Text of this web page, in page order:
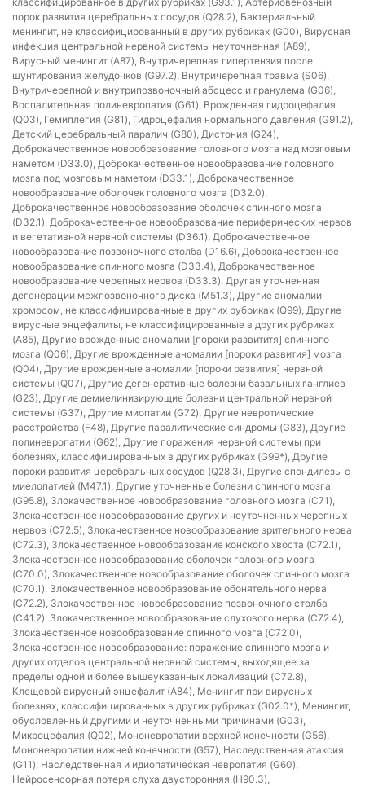
порок развития церебральных сосудов (Q28.2), Бактериальный
менингит, не классифицированный в других рубриках (G00), Вирусная
инфекция центральной нервной системы неуточненная (A89),
Вирусный менингит (A87), Внутричерепная гипертензия после
шунтирования желудочков (G97.2), Внутричерепная травма (S06),
Внутричерепной и внутрипозвоночный абсцесс и гранулема (G06),
Воспалительная полиневропатия (G61), Врожденная гидроцефалия
(Q03), Гемиплегия (G81), Гидроцефалия нормального давления (G91.2),
Детский церебральный паралич (G80), Дистония (G24),
Доброкачественное новообразование головного мозга над мозговым
наметом (D33.0), Доброкачественное новообразование головного
мозга под мозговым наметом (D33.1), Доброкачественное
новообразование оболочек головного мозга (D32.0),
Доброкачественное новообразование оболочек спинного мозга
(D32.1), Доброкачественное новообразование периферических нервов
и вегетативной нервной системы (D36.1), Доброкачественное
новообразование позвоночного столба (D16.6), Доброкачественное
новообразование спинного мозга (D33.4), Доброкачественное
новообразование черепных нервов (D33.3), Другая уточненная
дегенерации межпозвоночного диска (M51.3), Другие аномалии
хромосом, не классифицированные в других рубриках (Q99), Другие
вирусные энцефалиты, не классифицированные в других рубриках
(A85), Другие врожденные аномалии [пороки развититя] спинного
мозга (Q06), Другие врожденные аномалии [пороки развития] мозга
(Q04), Другие врожденные аномалии [пороки развития] нервной
системы (Q07), Другие дегенеративные болезни базальных ганглиев
(G23), Другие демиелинизирующие болезни центральной нервной
системы (G37), Другие миопатии (G72), Другие невротические
расстройства (F48), Другие паралитические синдромы (G83), Другие
полиневропатии (G62), Другие поражения нервной системы при
болезнях, классифицированных в других рубриках (G99*), Другие
пороки развития церебральных сосудов (Q28.3), Другие спондилезы с
миелопатией (M47.1), Другие уточненные болезни спинного мозга
(G95.8), Злокачественное новообразование головного мозга (C71),
Злокачественное новообразование других и неуточненных черепных
нервов (C72.5), Злокачественное новообразование зрительного нерва
(C72.3), Злокачественное новообразование конского хвоста (C72.1),
Злокачественное новообразование оболочек головного мозга
(C70.0), Злокачественное новообразование оболочек спинного мозга
(C70.1), Злокачественное новообразование обонятельного нерва
(C72.2), Злокачественное новообразование позвоночного столба
(C41.2), Злокачественное новообразование слухового нерва (C72.4),
Злокачественное новообразование спинного мозга (C72.0),
Злокачественное новообразование: поражение спинного мозга и
других отделов центральной нервной системы, выходящее за
пределы одной и более вышеуказанных локализаций (C72.8),
Клещевой вирусный энцефалит (A84), Менингит при вирусных
болезнях, классифицированных в других рубриках (G02.0*), Менингит,
обусловленный другими и неуточненными причинами (G03),
Микроцефалия (Q02), Мононевропатии верхней конечности (G56),
Мононевропатии нижней конечности (G57), Наследственная атаксия
(G11), Наследственная и идиопатическая невропатия (G60),
Нейросенсорная потеря слуха двусторонняя (H90.3),